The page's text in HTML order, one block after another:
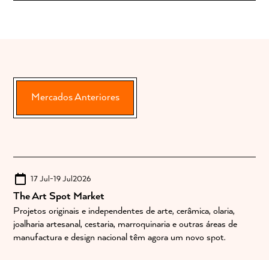
Mercados Anteriores
17 Jul-19 Jul2026
The Art Spot Market
Projetos originais e independentes de arte, cerâmica, olaria,
joalharia artesanal, cestaria, marroquinaria e outras áreas de
manufactura e design nacional têm agora um novo spot.